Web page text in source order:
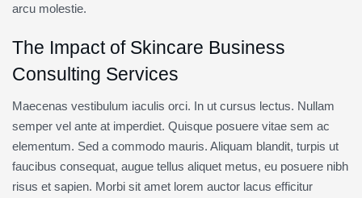
arcu molestie.
The Impact of Skincare Business
Consulting Services
Maecenas vestibulum iaculis orci. In ut cursus lectus. Nullam
semper vel ante at imperdiet. Quisque posuere vitae sem ac
elementum. Sed a commodo mauris. Aliquam blandit, turpis ut
faucibus consequat, augue tellus aliquet metus, eu posuere nibh
risus et sapien. Morbi sit amet lorem auctor lacus efficitur